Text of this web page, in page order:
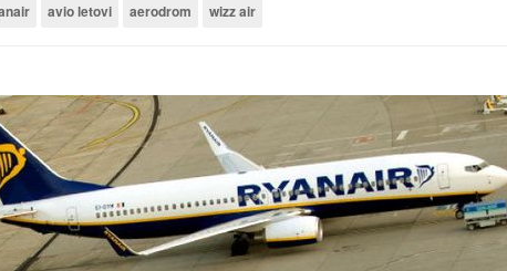
avio letovi aerodrom wizz air